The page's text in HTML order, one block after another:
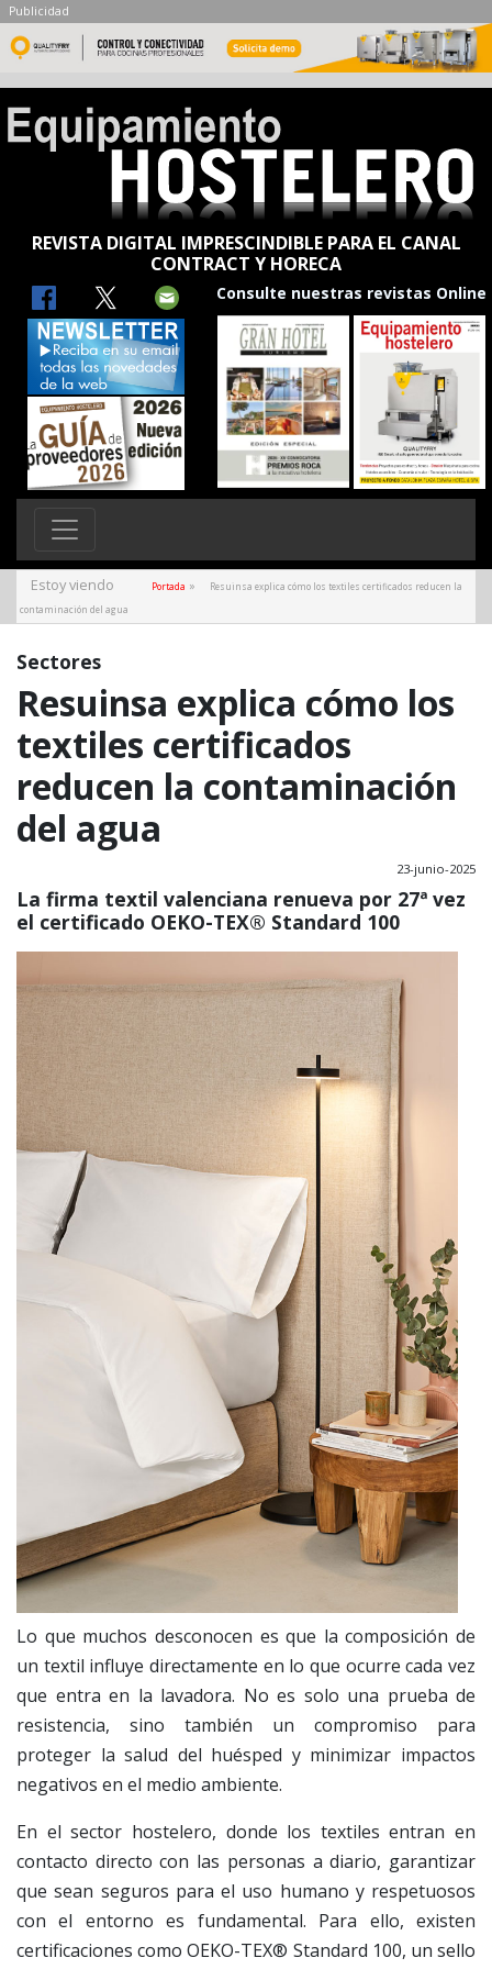
Publicidad
REVISTA DIGITAL IMPRESCINDIBLE PARA EL CANAL
CONTRACT Y HORECA
Consulte nuestras revistas Online
Estoy viendo Portada »
Resuinsa explica cómo los textiles certificados reducen la
contaminación del agua
Sectores
Resuinsa explica cómo los
textiles certificados
reducen la contaminación
del agua
23-junio-2025
La firma textil valenciana renueva por 27ª vez
el certificado OEKO-TEX® Standard 100
Lo que muchos desconocen es que la composición de
un textil influye directamente en lo que ocurre cada vez
que entra en la lavadora. No es solo una prueba de
resistencia, sino también un compromiso para
proteger la salud del huésped y minimizar impactos
negativos en el medio ambiente.
En el sector hostelero, donde los textiles entran en
contacto directo con las personas a diario, garantizar
que sean seguros para el uso humano y respetuosos
con el entorno es fundamental. Para ello, existen
certificaciones como OEKO-TEX® Standard 100, un sello